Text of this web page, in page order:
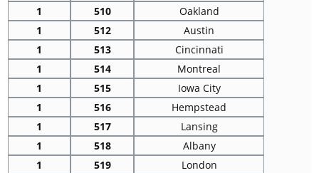
1
510
Oakland
1
512
Austin
1
513
Cincinnati
1
514
Montreal
1
515
Iowa City
1
516
Hempstead
1
517
Lansing
1
518
Albany
1
519
London